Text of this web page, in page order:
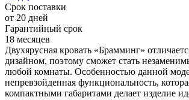
Срок поставки
от 20 дней
Гарантийный срок
18 месяцев
Двухярусная кровать «Брамминг»
дизайном, поэтому сможет стать
любой комнаты. Особенностью данной
непревзойденная функциональность,
компактными габаритами делает изделие